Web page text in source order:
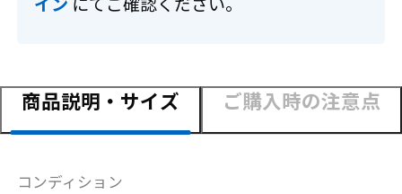
商品説明・サイズ ご購入時の注意点
コンディション